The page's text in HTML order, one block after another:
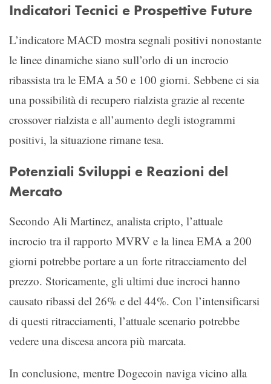
Indicatori Tecnici e Prospettive Future
L’indicatore MACD mostra segnali positivi nonostante
le linee dinamiche siano sull’orlo di un incrocio
ribassista tra le EMA a 50 e 100 giorni. Sebbene ci sia
una possibilità di recupero rialzista grazie al recente
crossover rialzista e all’aumento degli istogrammi
positivi, la situazione rimane tesa.
Potenziali Sviluppi e Reazioni del
Mercato
Secondo Ali Martinez, analista cripto, l’attuale
incrocio tra il rapporto MVRV e la linea EMA a 200
giorni potrebbe portare a un forte ritracciamento del
prezzo. Storicamente, gli ultimi due incroci hanno
causato ribassi del 26% e del 44%. Con l’intensificarsi
di questi ritracciamenti, l’attuale scenario potrebbe
vedere una discesa ancora più marcata.
In conclusione, mentre Dogecoin naviga vicino alla